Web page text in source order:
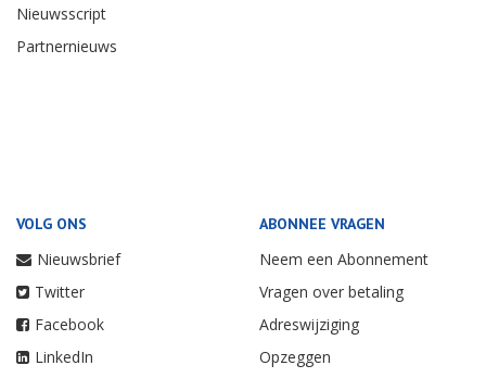
Nieuwsscript
Partnernieuws
VOLG ONS
Nieuwsbrief
Twitter
Facebook
LinkedIn
ABONNEE VRAGEN
Neem een Abonnement
Vragen over betaling
Adreswijziging
Opzeggen